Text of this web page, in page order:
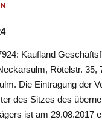
Kaufland
Rötelstr. 35,
Die Eintragung der
des Sitzes des
ist am 29.08.2017